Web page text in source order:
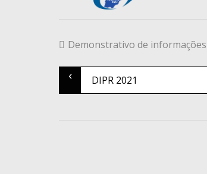
Demonstrativo de
Post
‹ DIPR 2021